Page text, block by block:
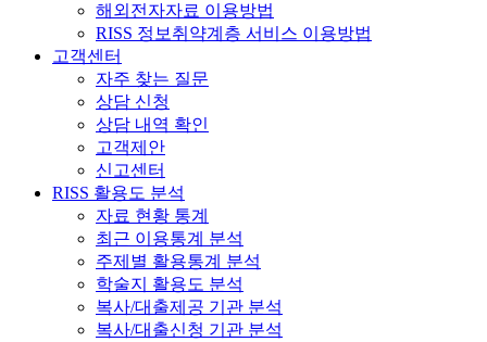
해외전자자료 이용방법
RISS 정보취약계층 서비스 이용방법
고객센터
자주 찾는 질문
상담 신청
상담 내역 확인
고객제안
신고센터
RISS 활용도 분석
자료 현황 통계
최근 이용통계 분석
주제별 활용통계 분석
학술지 활용도 분석
복사/대출제공 기관 분석
복사/대출신청 기관 분석